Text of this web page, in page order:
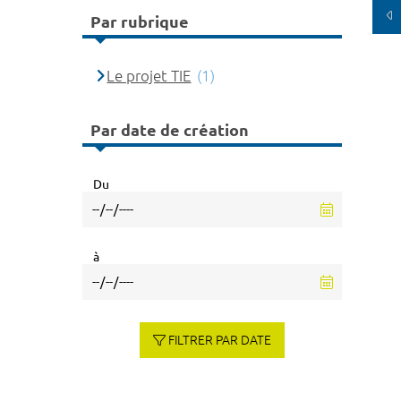
Par rubrique
Le projet TIE (1)
Par date de création
Du
à
FILTRER PAR DATE